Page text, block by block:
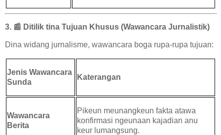
3. 📰 Ditilik tina Tujuan Khusus (Wawancara Jurnalistik)
Dina widang jurnalisme, wawancara boga rupa-rupa tujuan:
Jenis Wawancara
Sunda
Katerangan
Wawancara
Berita
Pikeun meunangkeun fakta atawa
konfirmasi ngeunaan kajadian anu
keur lumangsung.